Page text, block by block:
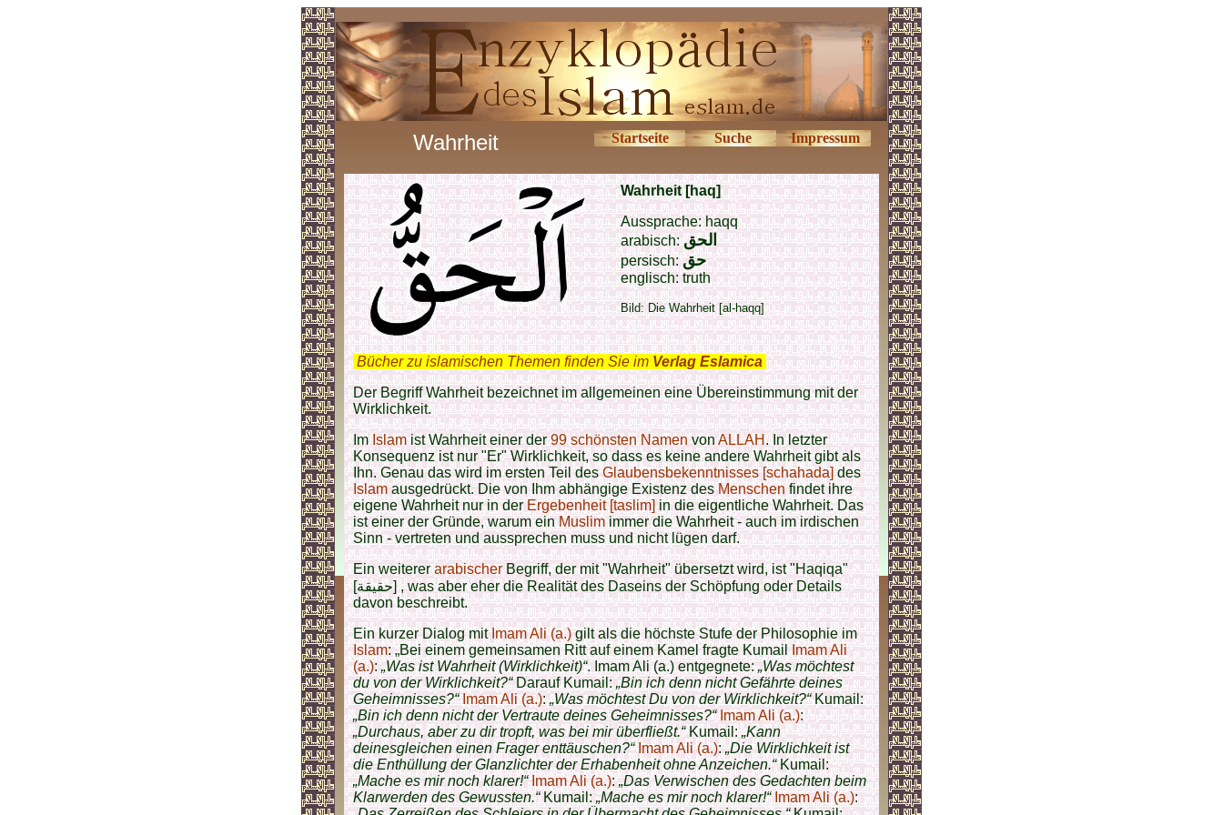
Wahrheit Startseite Suche Impressum
Wahrheit [haq]
Aussprache: haqq
arabisch:الحق
persisch:حق
englisch: truth
Bild: Die Wahrheit [al-haqq]
Bücher zu islamischen Themen finden Sie im Verlag Eslamica
Der Begriff Wahrheit bezeichnet im allgemeinen eine Übereinstimmung mit der
Wirklichkeit.
ImIslamist Wahrheit einer der99 schönsten NamenvonALLAH. In letzter
Konsequenz ist nur "Er" Wirklichkeit, so dass es keine andere Wahrheit gibt als
Ihn. Genau das wird im ersten Teil desGlaubensbekenntnisses [schahada]des
Islamausgedrückt. Die von Ihm abhängige Existenz desMenschenfindet ihre
eigene Wahrheit nur in derErgebenheit [taslim]in die eigentliche Wahrheit. Das
ist einer der Gründe, warum ein Muslimimmer die Wahrheit - auch im irdischen
Sinn - vertreten und aussprechen muss und nicht lügen darf.
Ein weitererarabischerBegriff, der mit "Wahrheit" übersetzt wird, ist "Haqiqa"
[حقيقة] , was aber eher die Realität des Daseins der Schöpfung oder Details
davon beschreibt.
Ein kurzer Dialog mitImam Ali (a.)gilt als die höchste Stufe der Philosophie im
Islam: „Bei einem gemeinsamen Ritt auf einem Kamel fragte KumailImam Ali
(a.):„Was ist Wahrheit (Wirklichkeit)“. Imam Ali (a.) entgegnete:„Was möchtest
du von der Wirklichkeit?“Darauf Kumail:„Bin ich denn nicht Gefährte deines
Geheimnisses?“Imam Ali (a.):„Was möchtest Du von der Wirklichkeit?“Kumail:
„Bin ich denn nicht der Vertraute deines Geheimnisses?“ Imam Ali (a.):
„Durchaus, aber zu dir tropft, was bei mir überfließt.“Kumail:„Kann
deinesgleichen einen Frager enttäuschen?“ Imam Ali (a.):„Die Wirklichkeit ist
die Enthüllung der Glanzlichter der Erhabenheit ohne Anzeichen.“Kumail:
„Mache es mir noch klarer!“Imam Ali (a.):„Das Verwischen des Gedachten beim
Klarwerden des Gewussten.“Kumail:„Mache es mir noch klarer!“ Imam Ali (a.):